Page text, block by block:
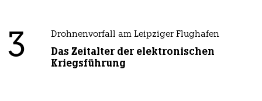
3 Drohnenvorfall am Leipziger Flughafen
Das Zeitalter der elektronischen
Kriegsführung